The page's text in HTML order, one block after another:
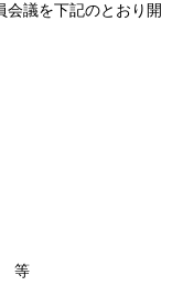
議を下記のとおり開
等